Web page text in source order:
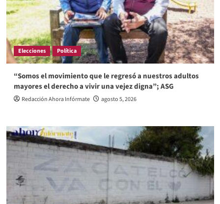
Elecciones Política
“Somos el movimiento que le regresó a nuestros adultos
mayores el derecho a vivir una vejez digna”; ASG
Redacción Ahora Infórmate agosto 5, 2026